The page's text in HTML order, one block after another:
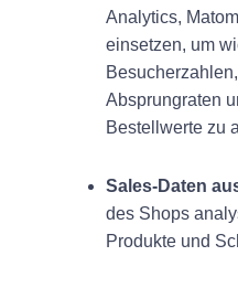
Analytics,
einsetzen, um
Absprungraten
Bestellwerte zu
Sales-Daten
des Shops
Produkte und